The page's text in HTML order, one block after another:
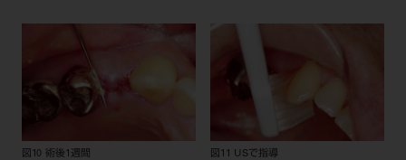
図10 術後1週間 図11 USで指導